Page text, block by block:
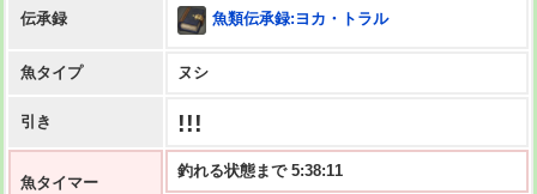
伝承録 魚類伝承録:ヨカ・トラル
魚タイプ ヌシ
引き !!!
魚タイマー
釣れる状態まで 5:38:10